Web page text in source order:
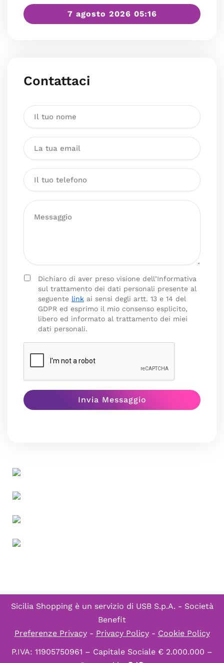
7 agosto 2026 05:16
Contattaci
Dichiaro di aver preso visione dell’Informativa
sul trattamento dei dati personali presente al
seguente link ai sensi degli artt. 13 e 14 del
GDPR ed esprimo il mio consenso esplicito,
libero ed informato al trattamento dei miei
dati personali.
Sicilia Shopping è un servizio di USB S.p.A. - Società
Benefit
Preferenze Privacy- Privacy Policy- Cookie Policy
P.IVA: 11905750961 – Capitale Sociale € 2.000.000 –